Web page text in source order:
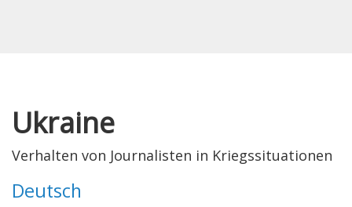
Ukraine
Verhalten von Journalisten in Kriegssituationen
Deutsch